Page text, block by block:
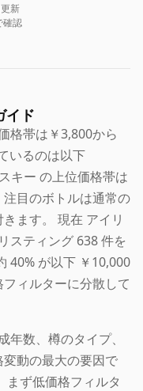
新
確認
イド
格帯は￥3,800から
いるのは以下
キー の上位価格帯は
目のボトルは通常の
ます。 現在 アイリ
スティング 638 件を
40% が以下 ￥10,000
ィルターに分散して
数、樽のタイプ、
動の最大の要因で
まず低価格フィルタ